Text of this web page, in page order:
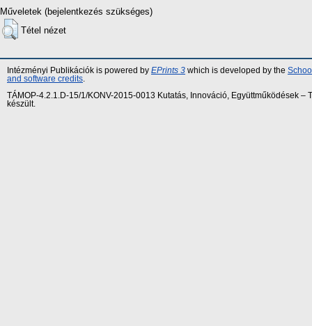
Műveletek (bejelentkezés szükséges)
Tétel nézet
Intézményi Publikációk is powered by EPrints 3 which is developed by the
and software credits
TÁMOP-4.2.1.D-15/1/KONV-2015-0013 Kutatás, Innováció, Együttműködések
készült.